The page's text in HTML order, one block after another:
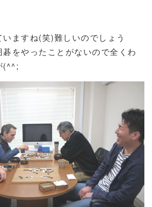
ますね(笑)難しいのでしょう
をやったことがないので全くわ
(^^;